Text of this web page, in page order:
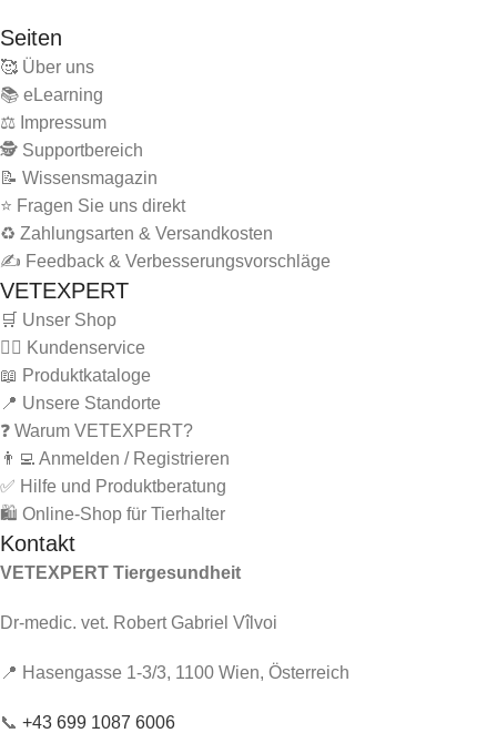
Seiten
🥰 Über uns
📚 eLearning
⚖️ Impressum
🕵 Supportbereich
📝 Wissensmagazin
⭐ Fragen Sie uns direkt
♻️ Zahlungsarten & Versandkosten
✍️ Feedback & Verbesserungsvorschläge
VETEXPERT
🛒 Unser Shop
🙋‍♂️ Kundenservice
📖 Produktkataloge
📍 Unsere Standorte
❓ Warum VETEXPERT?
👨‍💻 Anmelden / Registrieren
✅ Hilfe und Produktberatung
🛍️ Online-Shop für Tierhalter
Kontakt
VETEXPERT Tiergesundheit
Dr-medic. vet. Robert Gabriel Vîlvoi
📍 Hasengasse 1-3/3, 1100 Wien, Österreich
📞 +43 699 1087 6006